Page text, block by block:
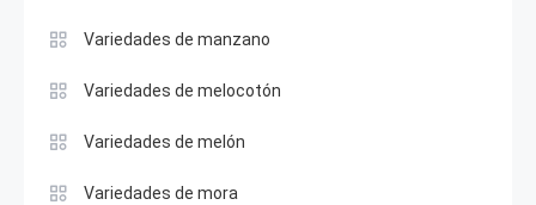
Variedades de manzano
Variedades de melocotón
Variedades de melón
Variedades de mora